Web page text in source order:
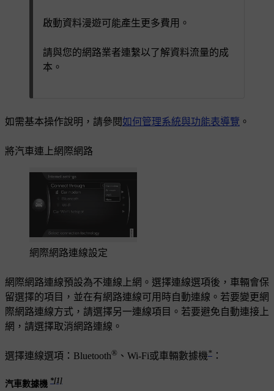
啟動資料漫遊可能產生更多費用。
請與您的網路業者連繫以了解資料流量的成
本。
如需基本操作說明，請參閱如何管理系統與功能表導覽 。
將汽車連上網際網路
網際網路連線設定
網際網路連線預設為不連線上網。選擇連線選項後，車輛會保
留選擇的項目，並在有網路連線可用時自動連線。若要變更網
際網路連線方式，請選擇另一連線項目。若要避免自動連接上
網，請選擇取消網路連線。
選擇連線選項：Bluetooth® 、 Wi-Fi或車輛數據機* ：
汽車數據機 *[1]